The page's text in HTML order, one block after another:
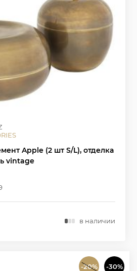
Apple (2 шт S/L), отделка
vintage
в наличии
-20% -30%